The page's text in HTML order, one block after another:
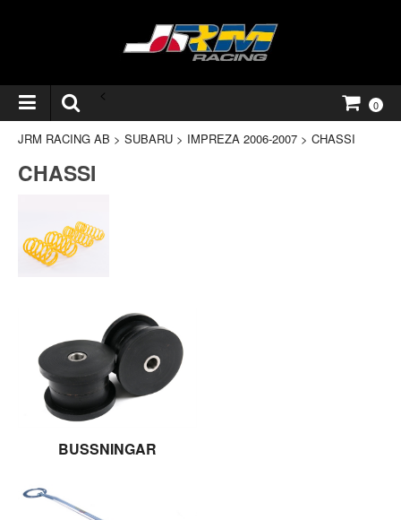
<
0
JRM RACING AB > SUBARU > IMPREZA 2006-2007 > CHASSI
CHASSI
BUSSNINGAR